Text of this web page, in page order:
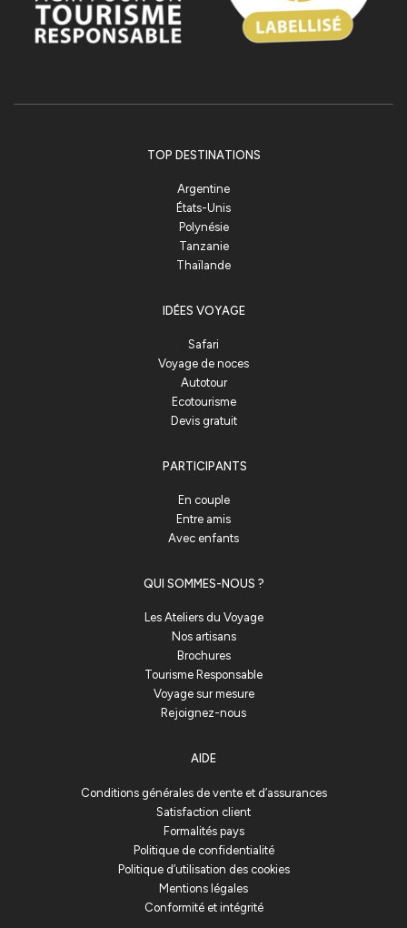
TOP DESTINATIONS
Argentine
États-Unis
Polynésie
Tanzanie
Thaïlande
IDÉES VOYAGE
Safari
Voyage de noces
Autotour
Ecotourisme
Devis gratuit
PARTICIPANTS
En couple
Entre amis
Avec enfants
QUI SOMMES-NOUS ?
Les Ateliers du Voyage
Nos artisans
Brochures
Tourisme Responsable
Voyage sur mesure
Rejoignez-nous
AIDE
Conditions générales de vente et d’assurances
Satisfaction client
Formalités pays
Politique de confidentialité
Politique d’utilisation des cookies
Mentions légales
Conformité et intégrité